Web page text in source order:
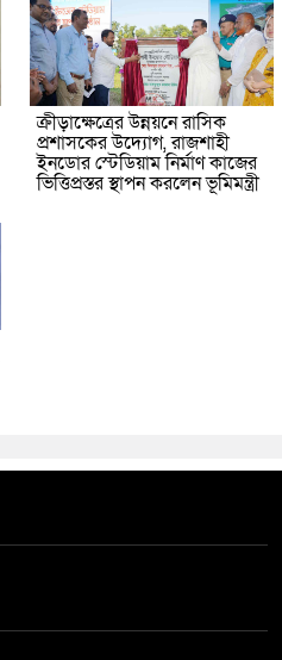
ক্রীড়াক্ষেত্রের উন্নয়নে রাসিক
প্রশাসকের উদ্যোগ, রাজশাহী
ইনডোর স্টেডিয়াম নির্মাণ কাজের
ভিত্তিপ্রস্তর স্থাপন করলেন ভূমিমন্ত্রী